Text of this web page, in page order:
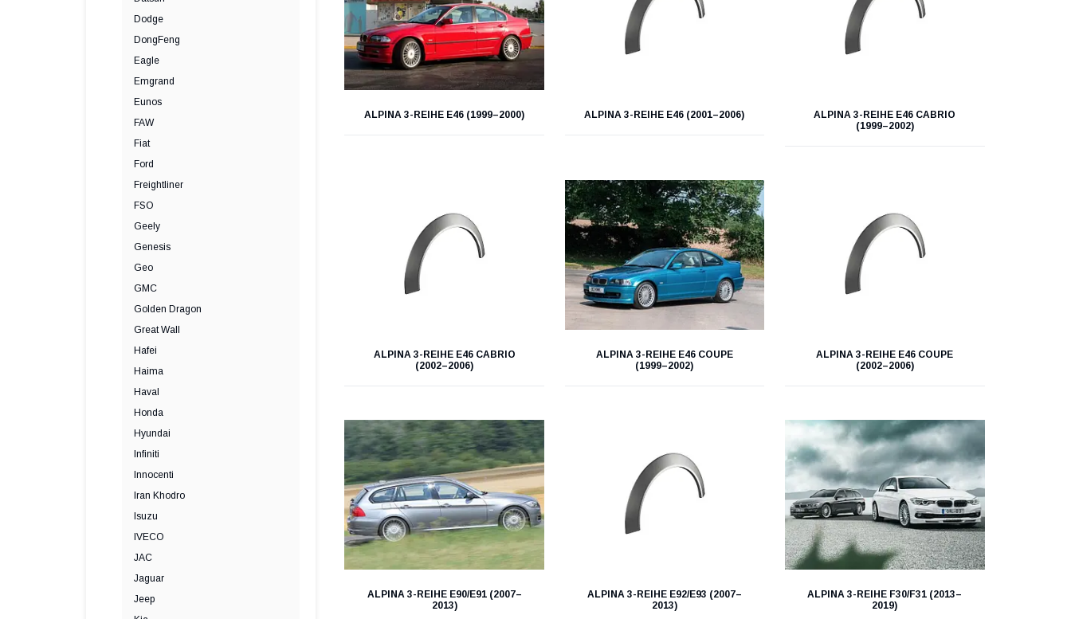
ALPINA 3-REIHE E46 (1999–2000) ALPINA 3-REIHE E46 (2001–2006)
ALPINA 3-REIHE E46 CABRIO
(1999–2002)
ALPINA 3-REIHE E46 CABRIO
(2002–2006)
ALPINA 3-REIHE E46 COUPE
(1999–2002)
ALPINA 3-REIHE E46 COUPE
(2002–2006)
ALPINA 3-REIHE E90/E91 (2007–
2013)
ALPINA 3-REIHE E92/E93 (2007–
2013)
ALPINA 3-REIHE F30/F31 (2013–
2019)
Dodge
DongFeng
Eagle
Emgrand
Eunos
FAW
Fiat
Ford
Freightliner
FSO
Geely
Genesis
Geo
GMC
Golden Dragon
Great Wall
Hafei
Haima
Haval
Honda
Hyundai
Infiniti
Innocenti
Iran Khodro
Isuzu
IVECO
JAC
Jaguar
Jeep